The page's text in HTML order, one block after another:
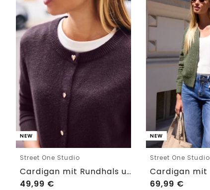
NEW
Street One Studio
Cardigan mit Rundhals und Knöpfen
49,99 €
NEW
Street One Studio
69,99 €